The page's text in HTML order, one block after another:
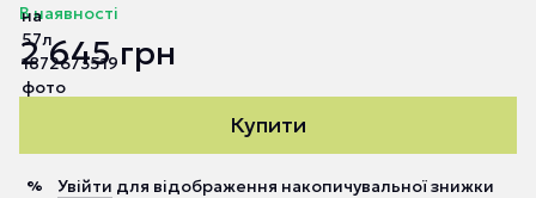
В наявності
2 645 грн
Купити
% Увійти для відображення накопичувальної знижки